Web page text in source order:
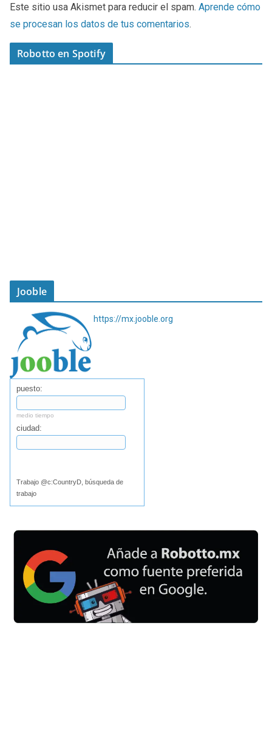
Este sitio usa Akismet para reducir el spam. Aprende cómo
se procesan los datos de tus comentarios.
Robotto en Spotify
Jooble
https://mx.jooble.org
puesto:
medio tiempo
ciudad:
Trabajo @c:CountryD, búsqueda de
trabajo